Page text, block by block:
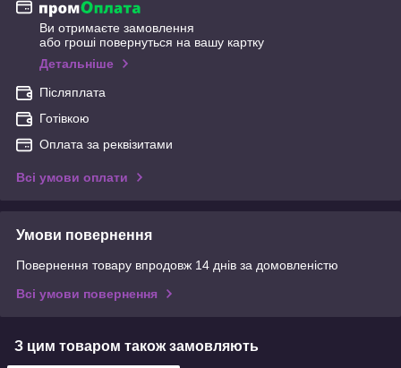
Ви отримаєте замовлення
або гроші повернуться на вашу картку
Детальніше
Післяплата
Готівкою
Оплата за реквізитами
Всі умови оплати
Умови повернення
Повернення товару впродовж 14 днів за домовленістю
Всі умови повернення
З цим товаром також замовляють